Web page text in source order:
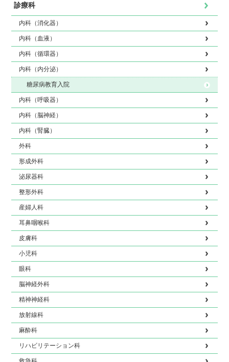
診療科
内科（消化器）
内科（血液）
内科（循環器）
内科（内分泌）
糖尿病教育入院
内科（呼吸器）
内科（脳神経）
内科（腎臓）
外科
形成外科
泌尿器科
整形外科
産婦人科
耳鼻咽喉科
皮膚科
小児科
眼科
脳神経外科
精神神経科
放射線科
麻酔科
リハビリテーション科